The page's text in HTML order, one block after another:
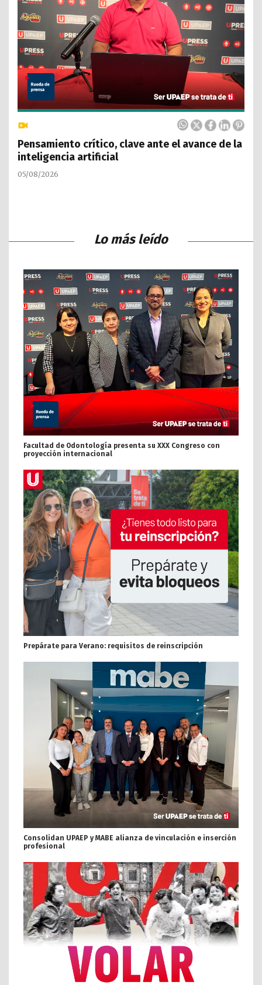
Pensamiento crítico, clave ante el avance de la
inteligencia artificial
05/08/2026
Lo más leído
Facultad de Odontología presenta su XXX Congreso con
proyección internacional
Prepárate para Verano: requisitos de reinscripción
Consolidan UPAEP y MABE alianza de vinculación e inserción
profesional